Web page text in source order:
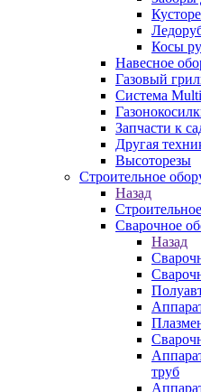
Косы
Навесное
Газовый
Система
Запчасти к
Другая
Высоторезы
Строительное
Назад
Сварочное
Назад
труб